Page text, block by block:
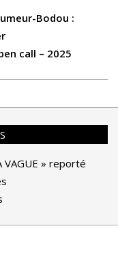
une
nouvelle
Bodou :
call – 2025
VAGUE » reporté